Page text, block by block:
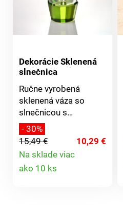
Dekorácie Sklenená
slnečnica
Ručne vyrobená
sklenená váza so
slnečnicou s
umeleckým fazetovým
brusom. Skutočný
šperk, ktorý obohatí
Vašu zbierku
skla.Sklo. Nápad na
- 30%
15,49 €
10,29 €
Na sklade viac
ako 10 ks